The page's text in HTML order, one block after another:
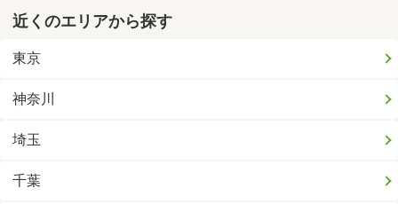
近くのエリアから探す
東京
神奈川
埼玉
千葉